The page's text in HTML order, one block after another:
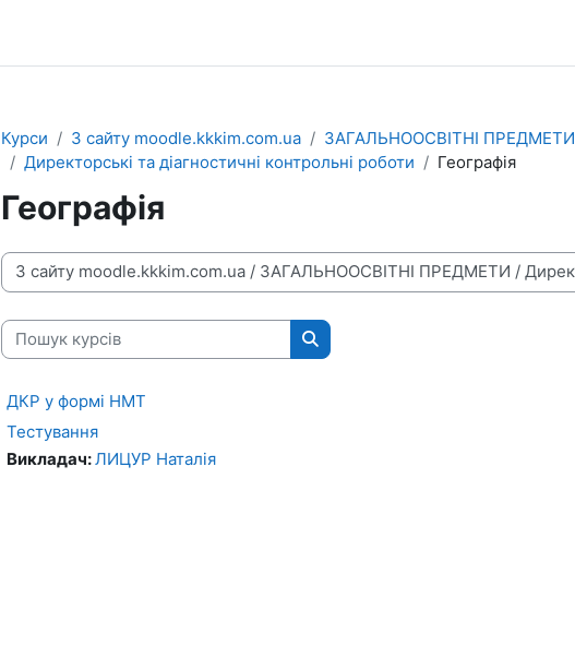
Курси З сайту moodle.kkkim.com.ua
ЗАГАЛЬНООСВІТНІ ПРЕДМЕТИ
Директорські та діагностичні контрольні роботи
Географія
Географія
Категорії курсів
Пошук курсів
Пошук курсів
ДКР у формі НМТ
Тестування
Викладач:ЛИЦУР Наталія